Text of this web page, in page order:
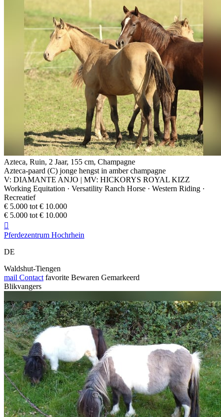
Azteca, Ruin, 2 Jaar, 155 cm, Champagne
Azteca-paard (C) jonge hengst in amber champagne
V: DIAMANTE ANJO | MV: HICKORYS ROYAL KIZZ
Working Equitation · Versatility Ranch Horse · Western Riding ·
Recreatief
€ 5.000 tot € 10.000
€ 5.000 tot € 10.000

Pferdezentrum Hochrhein
DE
Waldshut-Tiengen
mail Contact favorite Bewaren Gemarkeerd
Blikvangers